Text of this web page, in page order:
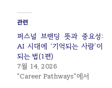
관련
퍼스널 브랜딩 뜻과 중요성:
AI 시대에 ‘기억되는 사람’이
되는 법(1편)
7월 14, 2026
"Career Pathways"에서